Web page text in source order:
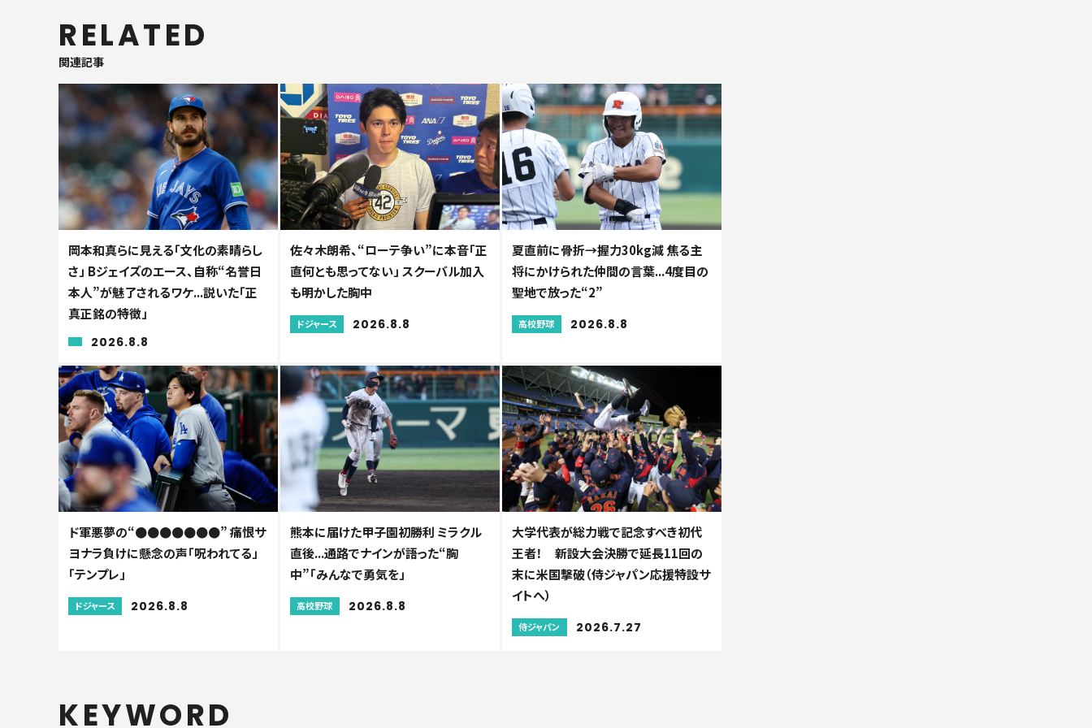
RELATED
関連記事
岡本和真らに見える「文化の素晴らし
さ」 Bジェイズのエース、自称“名誉日
本人”が魅了されるワケ...説いた「正
真正銘の特徴」
2026.8.8
佐々木朗希、“ローテ争い”に本音「正
直何とも思ってない」 スクーバル加入
も明かした胸中
ドジャース 2026.8.8
夏直前に骨折→握力30kg減 焦る主
将にかけられた仲間の言葉...4度目の
聖地で放った“2”
高校野球 2026.8.8
ド軍悪夢の“●●●●●●●” 痛恨サ
ヨナラ負けに懸念の声「呪われてる」
「テンプレ」
ドジャース 2026.8.8
熊本に届けた甲子園初勝利 ミラクル
直後...通路でナインが語った“胸
中”「みんなで勇気を」
高校野球 2026.8.8
大学代表が総力戦で記念すべき初代
王者！ 新設大会決勝で延長11回の
末に米国撃破（侍ジャパン応援特設サ
イトへ）
侍ジャパン 2026.7.27
KEYWORD